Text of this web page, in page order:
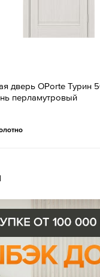
дверь OPorte Турин
перламутровый